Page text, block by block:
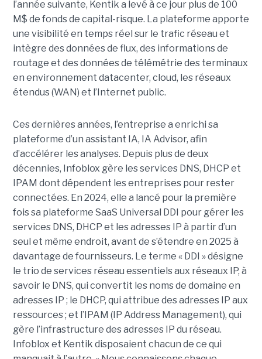
l’année suivante, Kentik a levé à ce jour plus de 100
M$ de fonds de capital-risque. La plateforme apporte
une visibilité en temps réel sur le trafic réseau et
intègre des données de flux, des informations de
routage et des données de télémétrie des terminaux
en environnement datacenter, cloud, les réseaux
étendus (WAN) et l’Internet public.
Ces dernières années, l’entreprise a enrichi sa
plateforme d’un assistant IA, IA Advisor, afin
d’accélérer les analyses. Depuis plus de deux
décennies, Infoblox gère les services DNS, DHCP et
IPAM dont dépendent les entreprises pour rester
connectées. En 2024, elle a lancé pour la première
fois sa plateforme SaaS Universal DDI pour gérer les
services DNS, DHCP et les adresses IP à partir d’un
seul et même endroit, avant de s’étendre en 2025 à
davantage de fournisseurs. Le terme « DDI » désigne
le trio de services réseau essentiels aux réseaux IP, à
savoir le DNS, qui convertit les noms de domaine en
adresses IP ; le DHCP, qui attribue des adresses IP aux
ressources ; et l’IPAM (IP Address Management), qui
gère l’infrastructure des adresses IP du réseau.
Infoblox et Kentik disposaient chacun de ce qui